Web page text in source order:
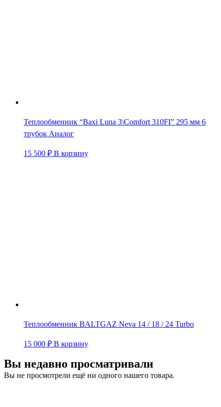
Теплообменник “Baxi Luna 3\Comfort 310FI” 295 мм 6
трубок Аналог
15 500 ₽ В корзину
Теплообменник BALTGAZ Neva 14 / 18 / 24 Turbo
15 000 ₽ В корзину
Вы недавно просматривали
Вы не просмотрели ещё ни одного нашего товара.